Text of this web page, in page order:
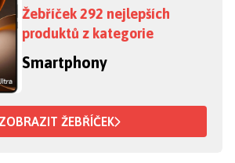
Žebříček 292 nejlepších
produktů z kategorie
Smartphony
ZOBRAZIT ŽEBŘÍČEK